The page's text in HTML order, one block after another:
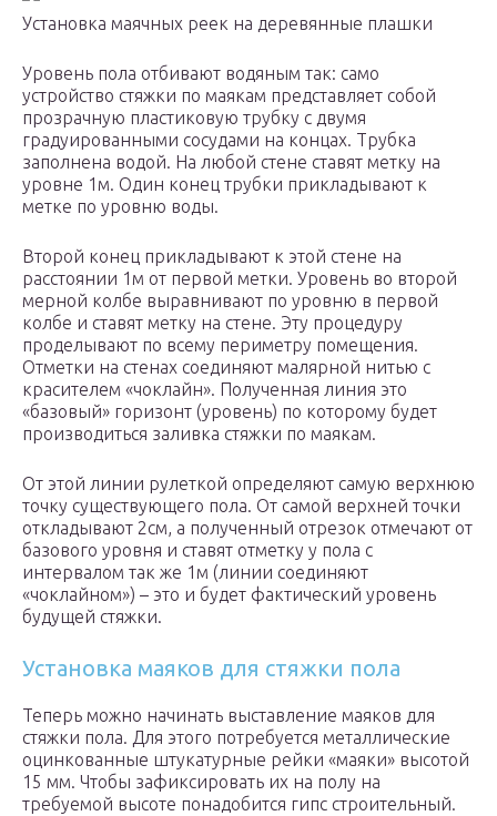
Установка маячных реек на деревянные плашки
Уровень пола отбивают водяным так: само
устройство стяжки по маякам представляет собой
прозрачную пластиковую трубку с двумя
градуированными сосудами на концах. Трубка
заполнена водой. На любой стене ставят метку на
уровне 1м. Один конец трубки прикладывают к
метке по уровню воды.
Второй конец прикладывают к этой стене на
расстоянии 1м от первой метки. Уровень во второй
мерной колбе выравнивают по уровню в первой
колбе и ставят метку на стене. Эту процедуру
проделывают по всему периметру помещения.
Отметки на стенах соединяют малярной нитью с
красителем «чоклайн». Полученная линия это
«базовый» горизонт (уровень) по которому будет
производиться заливка стяжки по маякам.
От этой линии рулеткой определяют самую верхнюю
точку существующего пола. От самой верхней точки
откладывают 2см, а полученный отрезок отмечают от
базового уровня и ставят отметку у пола с
интервалом так же 1м (линии соединяют
«чоклайном») – это и будет фактический уровень
будущей стяжки.
Установка маяков для стяжки пола
Теперь можно начинать выставление маяков для
стяжки пола. Для этого потребуется металлические
оцинкованные штукатурные рейки «маяки» высотой
15 мм. Чтобы зафиксировать их на полу на
требуемой высоте понадобится гипс строительный.